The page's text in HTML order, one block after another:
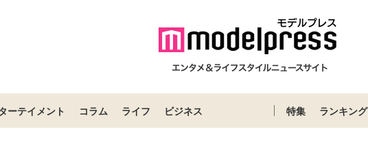
ーテイメント コラム ライフ ビジネス 特集 ランキング